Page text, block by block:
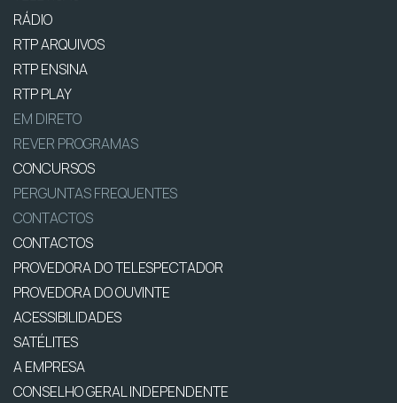
RÁDIO
RTP ARQUIVOS
RTP ENSINA
RTP PLAY
EM DIRETO
REVER PROGRAMAS
CONCURSOS
PERGUNTAS FREQUENTES
CONTACTOS
CONTACTOS
PROVEDORA DO TELESPECTADOR
PROVEDORA DO OUVINTE
ACESSIBILIDADES
SATÉLITES
A EMPRESA
CONSELHO GERAL INDEPENDENTE